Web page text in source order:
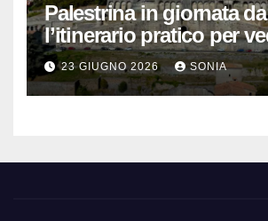
Palestrina in giornata
l’itinerario pratico per
Santuario, Museo e
storico
23 GIUGNO 2026 SONIA